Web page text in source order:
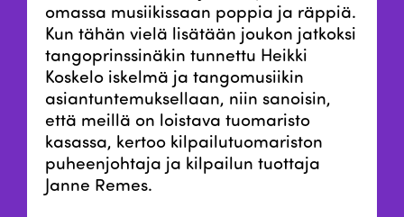
omassa musiikissaan poppia ja räppiä.
Kun tähän vielä lisätään joukon jatkoksi
tangoprinssinäkin tunnettu Heikki
Koskelo iskelmä ja tangomusiikin
asiantuntemuksellaan, niin sanoisin,
että meillä on loistava tuomaristo
kasassa, kertoo kilpailutuomariston
puheenjohtaja ja kilpailun tuottaja
Janne Remes.